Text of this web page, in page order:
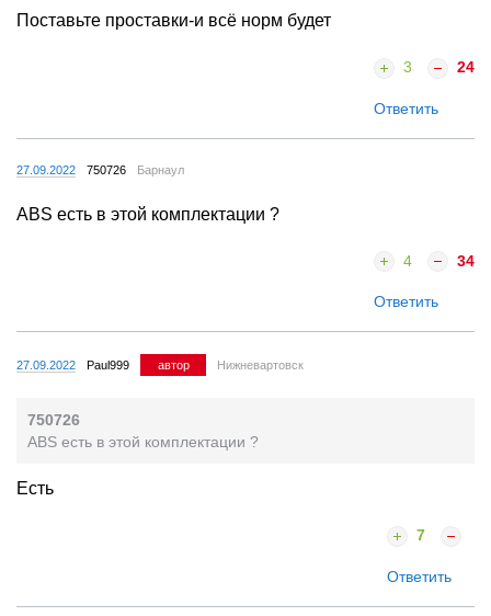
Поставьте проставки-и всё норм будет
3 24
Ответить
27.09.2022 750726 Барнаул
ABS есть в этой комплектации ?
4 34
Ответить
27.09.2022 Paul999 автор Нижневартовск
750726
ABS есть в этой комплектации ?
Есть
7
Ответить